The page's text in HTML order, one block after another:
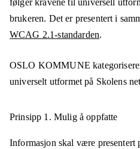
følger kravene til universell
brukeren. Det er presentert i
WCAG 2.1-standarden.
OSLO KOMMUNE
universelt utformet på Skolens
Prinsipp 1. Mulig å oppfatte
Informasjon skal være presentert